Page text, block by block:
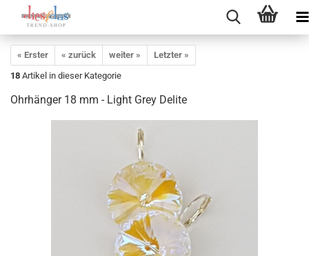
« Erster « zurück weiter »
Letzter »
18 Artikel in dieser Kategorie
Ohrhänger 18 mm - Light Grey Delite